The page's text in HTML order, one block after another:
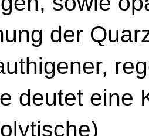
der
deutet eine